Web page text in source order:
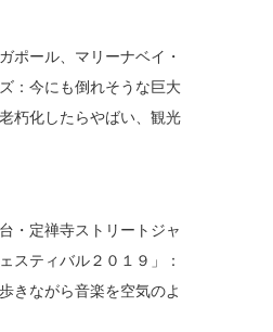
ポール、マリーナベイ・
：今にも倒れそうな巨大
朽化したらやばい、観光
台・定禅寺ストリートジャ
スティバル２０１９」：
きながら音楽を空気のよ